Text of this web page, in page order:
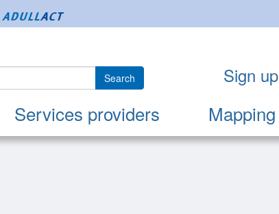
Services providers Mapping
Search Sign up